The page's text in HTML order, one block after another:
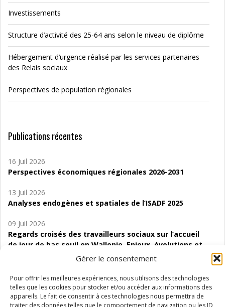
Gérer le consentement
Pour offrir les meilleures expériences, nous utilisons des technologies
telles que les cookies pour stocker et/ou accéder aux informations des
appareils. Le fait de consentir à ces technologies nous permettra de
traiter des données telles que le comportement de navigation ou les ID
Investissements
Structure d’activité des 25-64 ans selon le niveau de diplôme
Hébergement d’urgence réalisé par les services partenaires
des Relais sociaux
Perspectives de population régionales
Publications récentes
16 Juil 2026
Perspectives économiques régionales 2026-2031
13 Juil 2026
Analyses endogènes et spatiales de l’ISADF 2025
09 Juil 2026
Regards croisés des travailleurs sociaux sur l’accueil
de jour de bas seuil en Wallonie. Enjeux, évolutions et
06 Juil 2026
Étude d’évaluabilité des Structures
d’accompagnement à l’autocréation d’emploi (SAACE)